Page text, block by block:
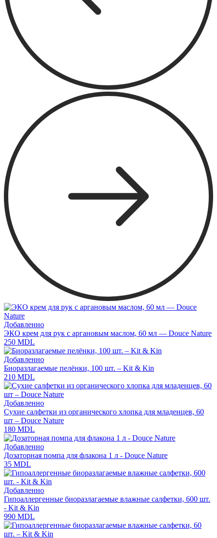
Добавленно
ЭКО крем для рук с аргановым маслом, 60 мл — Douce Nature
250 MDL
Добавленно
Биоразлагаемые пелёнки, 100 шт. – Kit & Kin
210 MDL
Добавленно
Сухие салфетки из органического хлопка для младенцев, 60
шт – Douce Nature
180 MDL
Добавленно
Дозаторная помпа для флакона 1 л - Douce Nature
35 MDL
Добавленно
Гипоаллергенные биоразлагаемые влажные салфетки, 600 шт.
- Kit & Kin
990 MDL